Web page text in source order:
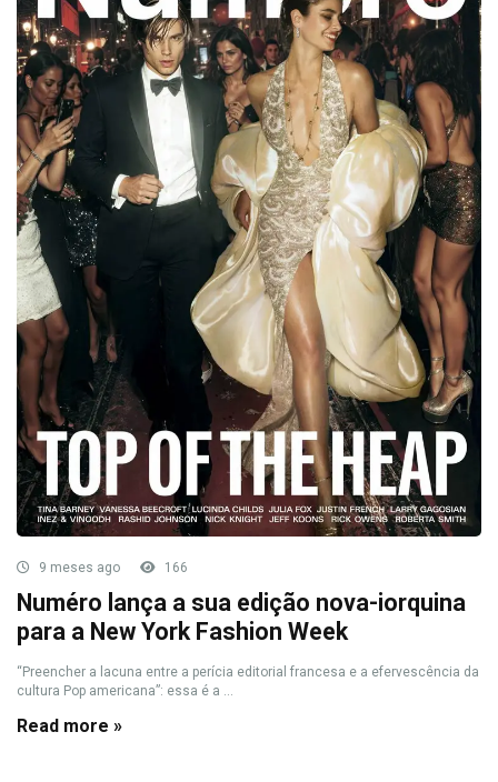
9 meses ago 166
Numéro lança a sua edição nova-iorquina
para a New York Fashion Week
“Preencher a lacuna entre a perícia editorial francesa e a efervescência da
cultura Pop americana”: essa é a ...
Read more »